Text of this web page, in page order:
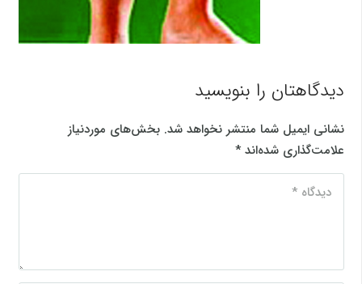
دیدگاهتان را بنویسید
نشانی ایمیل شما منتشر نخواهد شد. بخش‌های موردنیاز
علامت‌گذاری شده‌اند*